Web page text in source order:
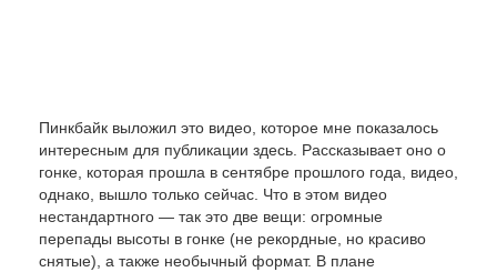
Пинкбайк выложил это видео, которое мне показалось
интересным для публикации здесь. Рассказывает оно о
гонке, которая прошла в сентябре прошлого года, видео,
однако, вышло только сейчас. Что в этом видео
нестандартного — так это две вещи: огромные
перепады высоты в гонке (не рекордные, но красиво
снятые), а также необычный формат. В плане